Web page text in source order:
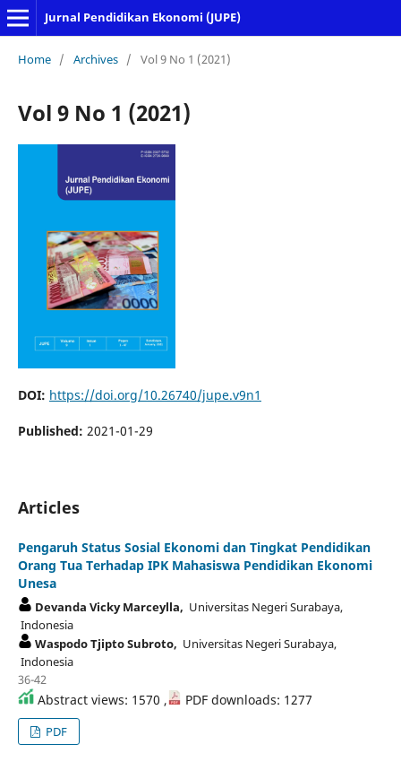
Jurnal Pendidikan Ekonomi (JUPE)
Home / Archives / Vol 9 No 1 (2021)
Vol 9 No 1 (2021)
DOI: https://doi.org/10.26740/jupe.v9n1
Published: 2021-01-29
Articles
Pengaruh Status Sosial Ekonomi dan Tingkat Pendidikan
Orang Tua Terhadap IPK Mahasiswa Pendidikan Ekonomi
Unesa
Devanda Vicky Marceylla, Universitas Negeri Surabaya,
Indonesia
Waspodo Tjipto Subroto, Universitas Negeri Surabaya,
Indonesia
36-42
Abstract views: 1570 , PDF downloads: 1277
PDF